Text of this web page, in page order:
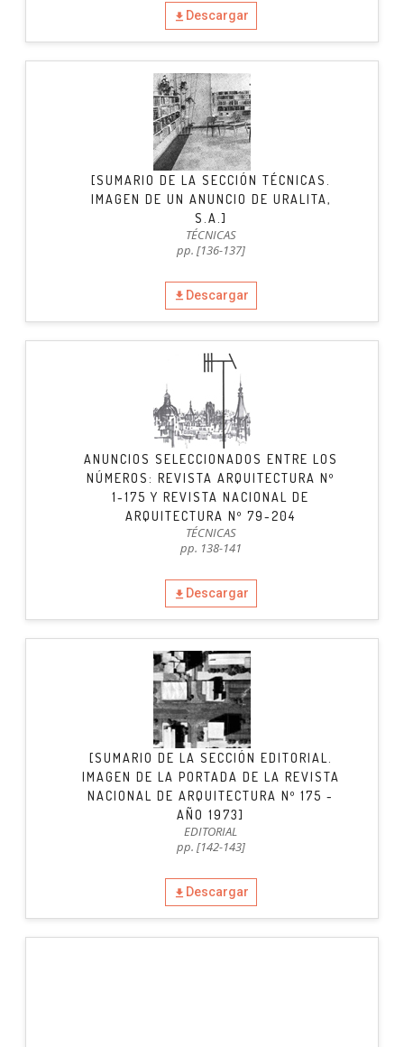
Descargar
[SUMARIO DE LA SECCIÓN TÉCNICAS.
IMAGEN DE UN ANUNCIO DE URALITA,
S.A.]
TÉCNICAS
pp. [136-137]
Descargar
ANUNCIOS SELECCIONADOS ENTRE LOS
NÚMEROS: REVISTA ARQUITECTURA Nº
1-175 Y REVISTA NACIONAL DE
ARQUITECTURA Nº 79-204
TÉCNICAS
pp. 138-141
Descargar
[SUMARIO DE LA SECCIÓN EDITORIAL.
IMAGEN DE LA PORTADA DE LA REVISTA
NACIONAL DE ARQUITECTURA Nº 175 -
AÑO 1973]
EDITORIAL
pp. [142-143]
Descargar